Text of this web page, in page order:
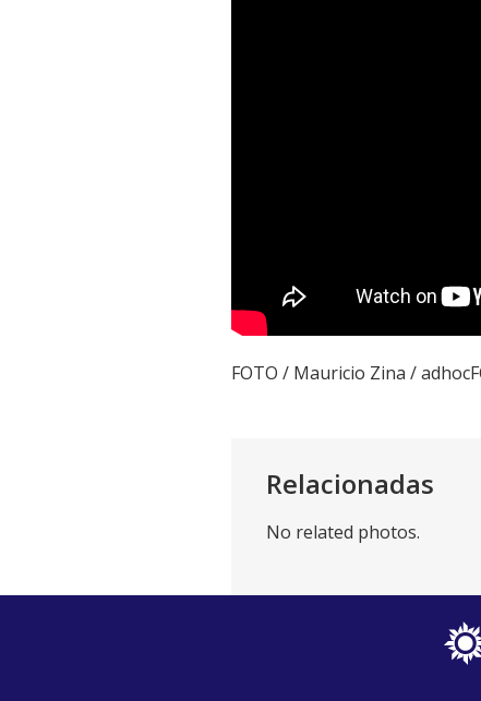
FOTO / Mauricio Zina /
Relacionadas
No related photos.